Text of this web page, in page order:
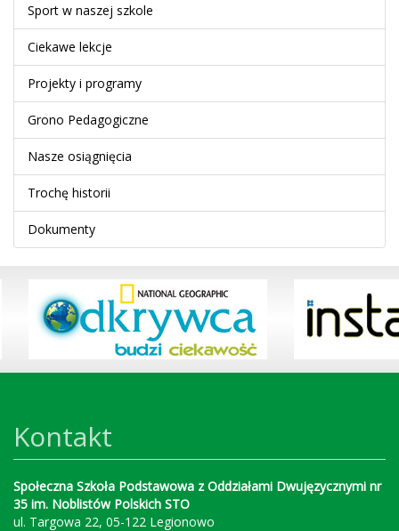
Sport w naszej szkole
Ciekawe lekcje
Projekty i programy
Grono Pedagogiczne
Nasze osiągnięcia
Trochę historii
Dokumenty
Kontakt
Społeczna Szkoła Podstawowa z Oddziałami Dwujęzycznymi nr
35 im. Noblistów Polskich STO
ul. Targowa 22, 05-122 Legionowo